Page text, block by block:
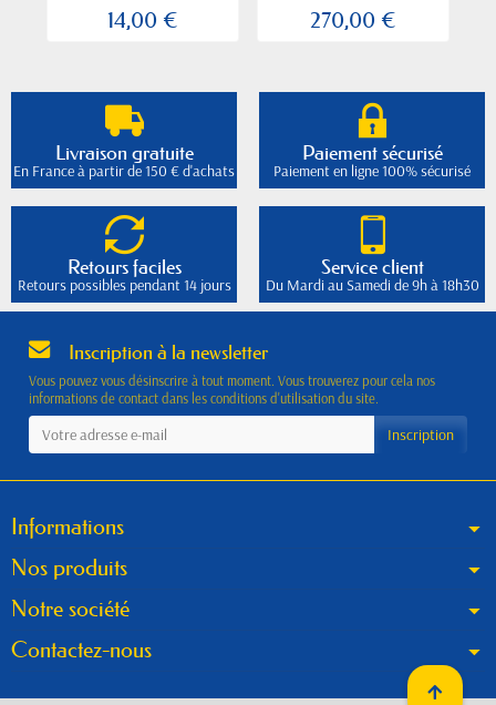
14,00 € 270,00 €
Livraison gratuite
En France à partir de 150 € d'achats
Paiement sécurisé
Paiement en ligne 100% sécurisé
Retours faciles
Retours possibles pendant 14 jours
Service client
Du Mardi au Samedi de 9h à 18h30
Inscription à la newsletter
Vous pouvez vous désinscrire à tout moment. Vous trouverez pour cela nos
informations de contact dans les conditions d'utilisation du site.
Informations
Nos produits
Notre société
Contactez-nous